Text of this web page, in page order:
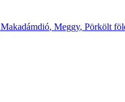
Makadámdió, Meggy, Pörkölt